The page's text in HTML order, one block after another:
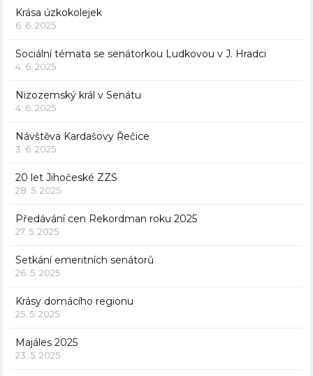
Krása úzkokolejek
6. 6. 2025
Sociální témata se senátorkou Ludkovou v J. Hradci
4. 6. 2025
Nizozemský král v Senátu
4. 6. 2025
Návštěva Kardašovy Řečice
3. 6. 2025
20 let Jihočeské ZZS
28. 5. 2025
Předávání cen Rekordman roku 2025
27. 5. 2025
Setkání emeritních senátorů
26. 5. 2025
Krásy domácího regionu
25. 5. 2025
Majáles 2025
23. 5. 2025